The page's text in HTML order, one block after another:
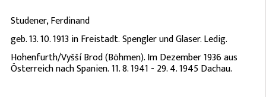
Studener, Ferdinand
geb. 13. 10. 1913 in Freistadt. Spengler und Glaser. Ledig.
Hohenfurth/Vyšší Brod (Böhmen). Im Dezember 1936 aus
Österreich nach Spanien. 11. 8. 1941 - 29. 4. 1945 Dachau.